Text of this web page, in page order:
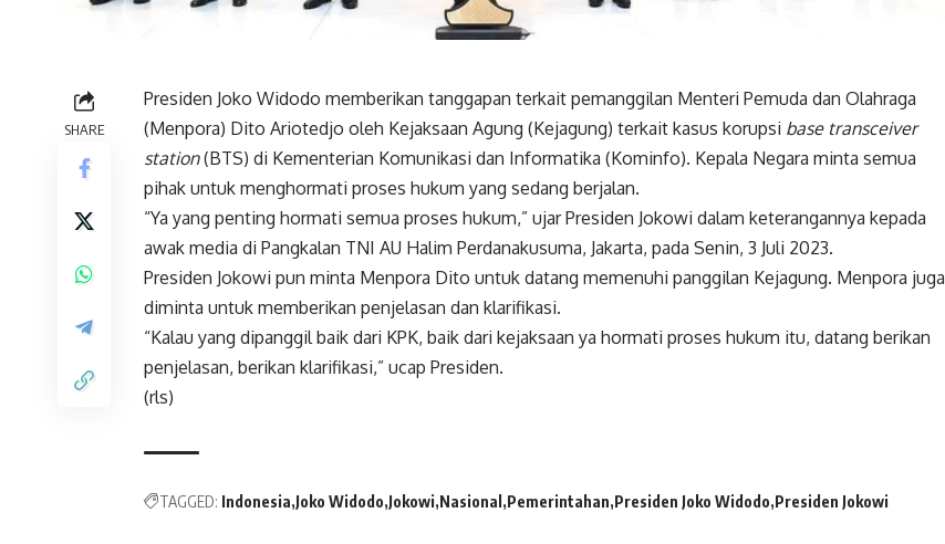
SHARE
Presiden Joko Widodo memberikan tanggapan terkait pemanggilan Menteri Pemuda dan Olahraga
(Menpora) Dito Ariotedjo oleh Kejaksaan Agung (Kejagung) terkait kasus korupsi base transceiver
station(BTS) di Kementerian Komunikasi dan Informatika (Kominfo). Kepala Negara minta semua
pihak untuk menghormati proses hukum yang sedang berjalan.
“Ya yang penting hormati semua proses hukum,” ujar Presiden Jokowi dalam keterangannya kepada
awak media di Pangkalan TNI AU Halim Perdanakusuma, Jakarta, pada Senin, 3 Juli 2023.
Presiden Jokowi pun minta Menpora Dito untuk datang memenuhi panggilan Kejagung. Menpora juga
diminta untuk memberikan penjelasan dan klarifikasi.
“Kalau yang dipanggil baik dari KPK, baik dari kejaksaan ya hormati proses hukum itu, datang berikan
penjelasan, berikan klarifikasi,” ucap Presiden.
(rls)
TAGGED: Indonesia Joko Widodo Jokowi Nasional Pemerintahan Presiden Joko Widodo Presiden Jokowi